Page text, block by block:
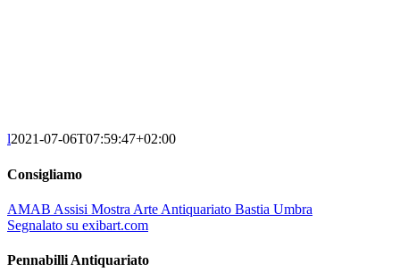
l2021-07-06T07:59:47+02:00
Consigliamo
AMAB Assisi Mostra Arte Antiquariato Bastia Umbra
Segnalato su exibart.com
Pennabilli Antiquariato